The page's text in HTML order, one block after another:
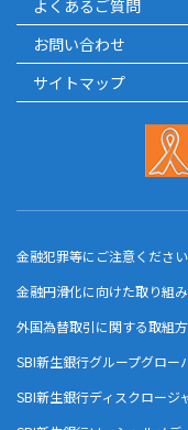
よくあるご質問
お問い合わせ
サイトマップ
金融犯罪等にご注意ください
金融円滑化に向けた取り組み
外国為替取引に関する取組
SBI新生銀行グループグロー
SBI新生銀行ディスクロージ